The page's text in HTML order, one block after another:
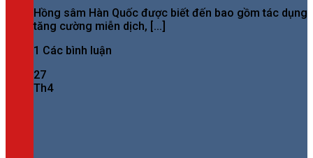
Hồng sâm Hàn Quốc được biết đến bao gồm tác dụng
tăng cường miễn dịch, [...]
1 Các bình luận
27
Th4